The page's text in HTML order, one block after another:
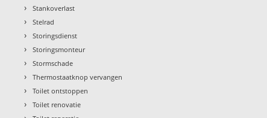
› Stankoverlast
› Stelrad
› Storingsdienst
› Storingsmonteur
› Stormschade
› Thermostaatknop vervangen
› Toilet ontstoppen
› Toilet renovatie